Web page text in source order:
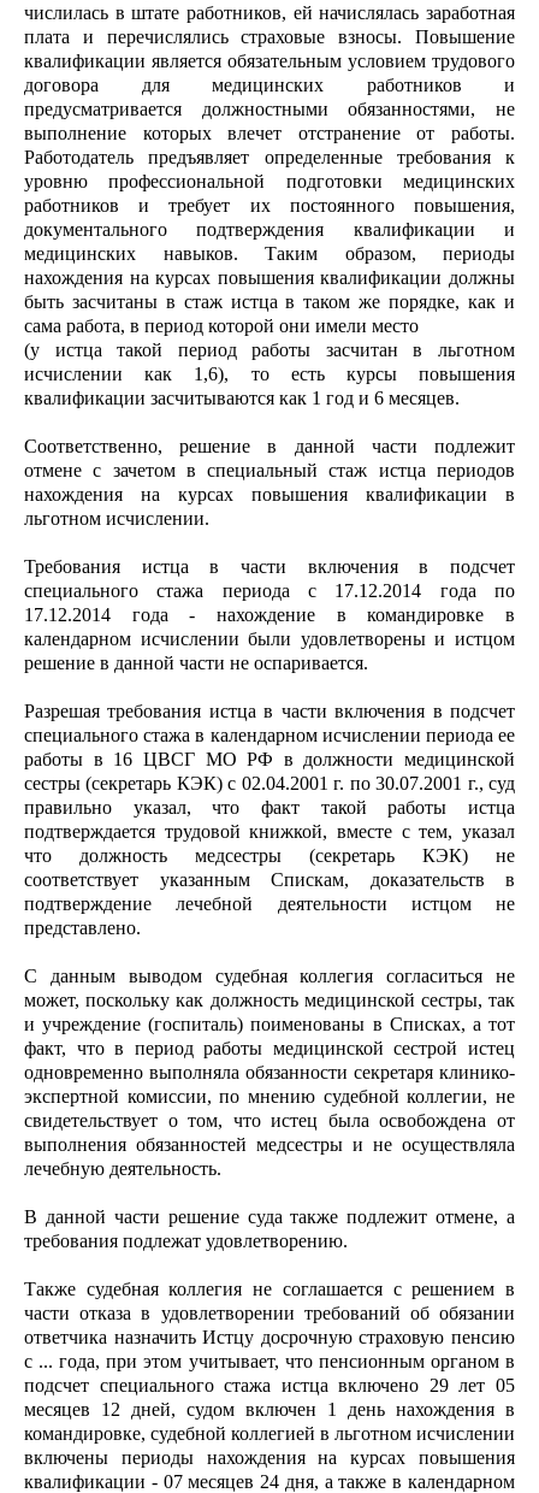
числилась в штате работников, ей начислялась заработная
плата и перечислялись страховые взносы. Повышение
квалификации является обязательным условием трудового
договора для медицинских работников и
предусматривается должностными обязанностями, не
выполнение которых влечет отстранение от работы.
Работодатель предъявляет определенные требования к
уровню профессиональной подготовки медицинских
работников и требует их постоянного повышения,
документального подтверждения квалификации и
медицинских навыков. Таким образом, периоды
нахождения на курсах повышения квалификации должны
быть засчитаны в стаж истца в таком же порядке, как и
сама работа, в период которой они имели место
(у истца такой период работы засчитан в льготном
исчислении как 1,6), то есть курсы повышения
квалификации засчитываются как 1 год и 6 месяцев.
Соответственно, решение в данной части подлежит
отмене с зачетом в специальный стаж истца периодов
нахождения на курсах повышения квалификации в
льготном исчислении.
Требования истца в части включения в подсчет
специального стажа периода с 17.12.2014 года по
17.12.2014 года - нахождение в командировке в
календарном исчислении были удовлетворены и истцом
решение в данной части не оспаривается.
Разрешая требования истца в части включения в подсчет
специального стажа в календарном исчислении периода ее
работы в 16 ЦВСГ МО РФ в должности медицинской
сестры (секретарь КЭК) с 02.04.2001 г. по 30.07.2001 г., суд
правильно указал, что факт такой работы истца
подтверждается трудовой книжкой, вместе с тем, указал
что должность медсестры (секретарь КЭК) не
соответствует указанным Спискам, доказательств в
подтверждение лечебной деятельности истцом не
представлено.
С данным выводом судебная коллегия согласиться не
может, поскольку как должность медицинской сестры, так
и учреждение (госпиталь) поименованы в Списках, а тот
факт, что в период работы медицинской сестрой истец
одновременно выполняла обязанности секретаря клинико-
экспертной комиссии, по мнению судебной коллегии, не
свидетельствует о том, что истец была освобождена от
выполнения обязанностей медсестры и не осуществляла
лечебную деятельность.
В данной части решение суда также подлежит отмене, а
требования подлежат удовлетворению.
Также судебная коллегия не соглашается с решением в
части отказа в удовлетворении требований об обязании
ответчика назначить Истцу досрочную страховую пенсию
с ... года, при этом учитывает, что пенсионным органом в
подсчет специального стажа истца включено 29 лет 05
месяцев 12 дней, судом включен 1 день нахождения в
командировке, судебной коллегией в льготном исчислении
включены периоды нахождения на курсах повышения
квалификации - 07 месяцев 24 дня, а также в календарном